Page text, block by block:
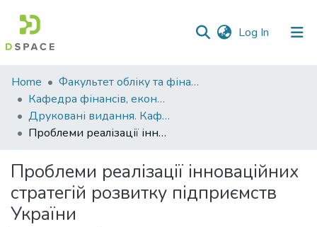
Log In (current)
Communities
&
Collections
All of DSpace
Statistics
Home
Факультет обліку та фінансів
Кафедра фінансів, економічних досліджень і туризму
Друковані видання. Кафедра фінансів, економічних досліджень і туризму
Проблеми реалізації інноваційних стратегій розвитку підприємств України
Проблеми реалізації інноваційних
стратегій розвитку підприємств
України